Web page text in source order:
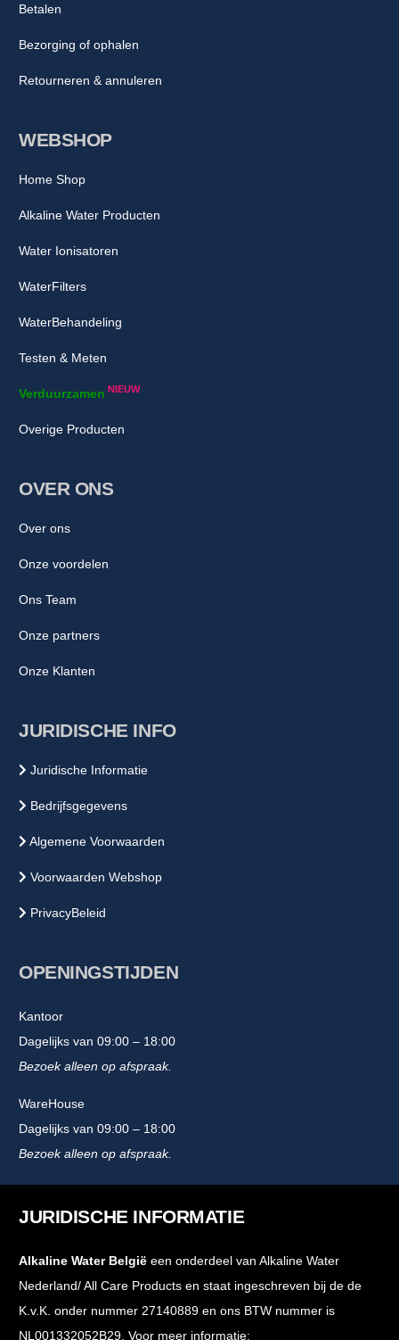
WEBSHOP
Home Shop
Alkaline Water Producten
Water Ionisatoren
WaterFilters
WaterBehandeling
Testen & Meten
Verduurzamen NIEUW
Overige Producten
OVER ONS
Over ons
Onze voordelen
Ons Team
Onze partners
Onze Klanten
JURIDISCHE INFO
Juridische Informatie
Bedrijfsgegevens
Algemene Voorwaarden
Voorwaarden Webshop
PrivacyBeleid
OPENINGSTIJDEN
Kantoor
Dagelijks van 09:00 – 18:00
Bezoek alleen op afspraak.
WareHouse
Dagelijks van 09:00 – 18:00
Bezoek alleen op afspraak.
Betalen
Bezorging of ophalen
Retourneren & annuleren
JURIDISCHE INFORMATIE
Alkaline Water België een onderdeel van Alkaline Water
Nederland/ All Care Products en staat ingeschreven bij de de
K.v.K. onder nummer 27140889 en ons BTW nummer is
NL001332052B29. Voor meer informatie: